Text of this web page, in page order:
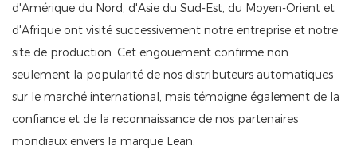
d'Amérique du Nord, d'Asie du Sud-Est, du Moyen-Orient et
d'Afrique ont visité successivement notre entreprise et notre
site de production. Cet engouement confirme non
seulement la popularité de nos distributeurs automatiques
sur le marché international, mais témoigne également de la
confiance et de la reconnaissance de nos partenaires
mondiaux envers la marque Lean.